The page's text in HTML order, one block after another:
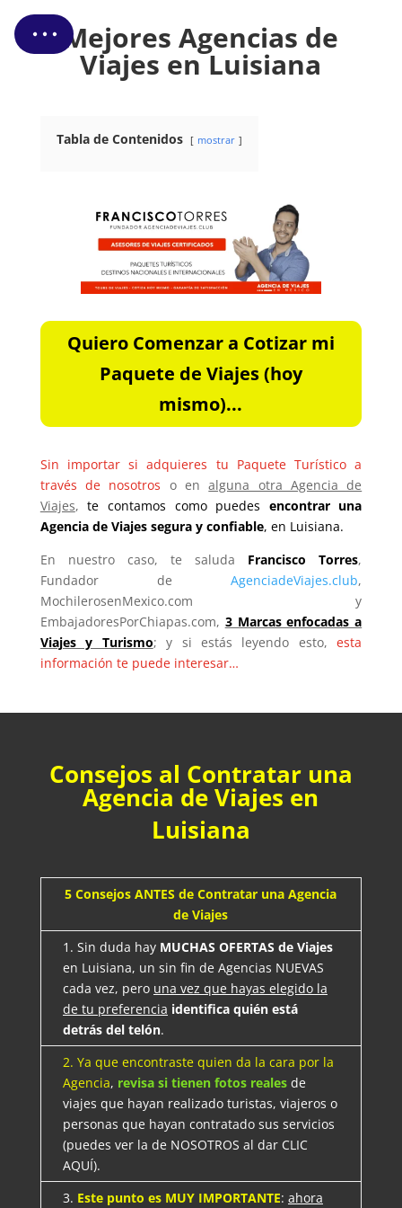
Mejores Agencias de
Viajes en Luisiana
Tabla de Contenidos mostrar
Quiero Comenzar a Cotizar mi
Paquete de Viajes (hoy
mismo)...
Sin importar si adquieres tu Paquete Turístico a
través de nosotros o enalguna otra Agencia de
Viajes,te contamos como puedes encontrar una
Agencia de Viajes segura y confiable, en Luisiana.
En nuestro caso, te saluda Francisco Torres,
Fundador deAgenciadeViajes.club,
MochilerosenMexico.com y
EmbajadoresPorChiapas.com, 3 Marcas enfocadas a
Viajes y Turismo; y si estás leyendo esto, esta
información te puede interesar…
Consejos al Contratar una
Agencia de Viajes en
Luisiana
5 Consejos ANTES de Contratar una Agencia
de Viajes
1. Sin duda hay MUCHAS OFERTAS de Viajes
en Luisiana, un sin fin de Agencias NUEVAS
cada vez, pero una vez que hayas elegido la
de tu preferencia identifica quién está
detrás del telón.
2. Ya que encontraste quien da la cara por la
Agencia, revisa si tienen fotos realesde
viajes que hayan realizado turistas, viajeros o
personas que hayan contratado sus servicios
(puedes ver la de NOSOTROS al dar CLIC
AQUÍ).
3. Este punto es MUY IMPORTANTE: ahora